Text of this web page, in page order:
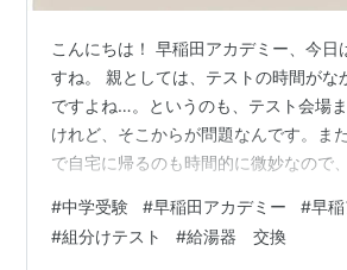
こんにちは！ 早稲田アカデミー、今日
すね。 親としては、テストの時間がな
ですよね…。というのも、テスト会場
けれど、そこからが問題なんです。ま
で自宅に帰るのも時間的に微妙なので
すぎる（笑） 今日のテストは午前中い
で、私ができることといえば、娘を送
#中学受験 #早稲田アカデミー #早
#組分けテスト #給湯器 交換